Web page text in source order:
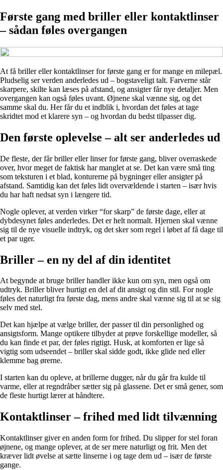
Første gang med briller eller kontaktlinser
– sådan føles overgangen
At få briller eller kontaktlinser for første gang er for mange en milepæl.
Pludselig ser verden anderledes ud – bogstaveligt talt. Farverne står
skarpere, skilte kan læses på afstand, og ansigter får nye detaljer. Men
overgangen kan også føles uvant. Øjnene skal vænne sig, og det
samme skal du. Her får du et indblik i, hvordan det føles at tage
skridtet mod et klarere syn – og hvordan du bedst tilpasser dig.
Den første oplevelse – alt ser anderledes ud
De fleste, der får briller eller linser for første gang, bliver overraskede
over, hvor meget de faktisk har manglet at se. Det kan være små ting
som teksturen i et blad, konturerne på bygninger eller ansigter på
afstand. Samtidig kan det føles lidt overvældende i starten – især hvis
du har haft nedsat syn i længere tid.
Nogle oplever, at verden virker “for skarp” de første dage, eller at
dybdesynet føles anderledes. Det er helt normalt. Hjernen skal vænne
sig til de nye visuelle indtryk, og det sker som regel i løbet af få dage til
et par uger.
Briller – en ny del af din identitet
At begynde at bruge briller handler ikke kun om syn, men også om
udtryk. Briller bliver hurtigt en del af dit ansigt og din stil. For nogle
føles det naturligt fra første dag, mens andre skal vænne sig til at se sig
selv med stel.
Det kan hjælpe at vælge briller, der passer til din personlighed og
ansigtsform. Mange optikere tilbyder at prøve forskellige modeller, så
du kan finde et par, der føles rigtigt. Husk, at komforten er lige så
vigtig som udseendet – briller skal sidde godt, ikke glide ned eller
klemme bag ørerne.
I starten kan du opleve, at brillerne dugger, når du går fra kulde til
varme, eller at regndråber sætter sig på glassene. Det er små gener, som
de fleste hurtigt lærer at håndtere.
Kontaktlinser – frihed med lidt tilvænning
Kontaktlinser giver en anden form for frihed. Du slipper for stel foran
øjnene, og mange oplever, at de ser mere naturligt og frit. Men det
kræver lidt øvelse at sætte linserne i og tage dem ud – især de første
gange.